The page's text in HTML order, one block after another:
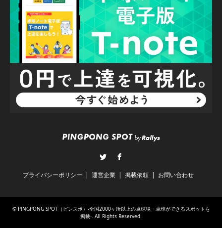
プライバシーポリシー 運営企業 掲載依頼 お問い合わせ
© PINGPONG SPOT（ピンスポ）-全国2000ヶ所以上の卓球場・卓球ができるスポットを
掲載- . All Rights Reserved.